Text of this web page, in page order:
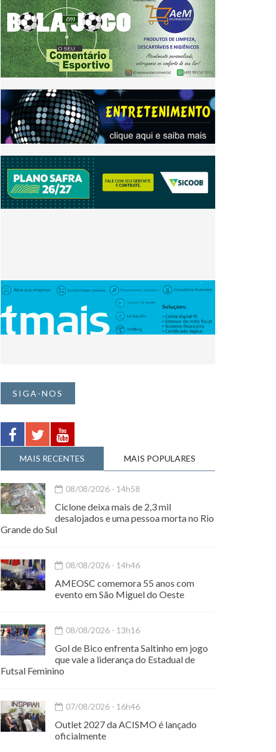
SIGA-NOS
MAIS RECENTES MAIS POPULARES
08/08/2026 - 14h58
Ciclone deixa mais de 2,3 mil
desalojados e uma pessoa morta no Rio
Grande do Sul
08/08/2026 - 14h46
AMEOSC comemora 55 anos com
evento em São Miguel do Oeste
08/08/2026 - 13h16
Gol de Bico enfrenta Saltinho em jogo
que vale a liderança do Estadual de
Futsal Feminino
07/08/2026 - 16h46
Outlet 2027 da ACISMO é lançado
oficialmente